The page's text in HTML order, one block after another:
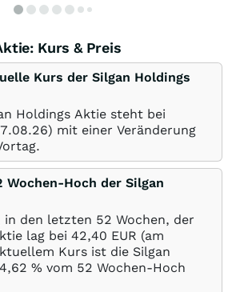
Kurs & Preis
Kurs der Silgan Holdings
Holdings Aktie steht bei
) mit einer Veränderung
Wochen-Hoch der Silgan
den letzten 52 Wochen, der
lag bei 42,40 EUR (am
Kurs ist die Silgan
% vom 52 Wochen-Hoch